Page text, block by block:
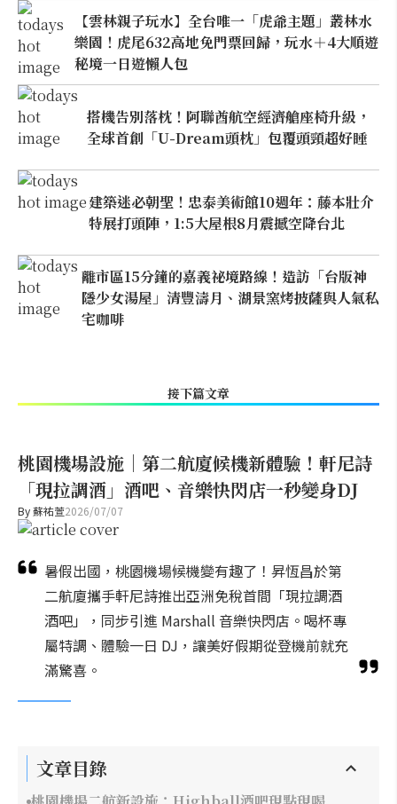
【雲林親子玩水】全台唯一「虎爺主題」叢林水
樂園！虎尾632高地免門票回歸，玩水＋4大順遊
秘境一日遊懶人包
搭機告別落枕！阿聯酋航空經濟艙座椅升級，
全球首創「U-Dream頭枕」包覆頭頸超好睡
建築迷必朝聖！忠泰美術館10週年：藤本壯介
特展打頭陣，1:5大屋根8月震撼空降台北
離市區15分鐘的嘉義祕境路線！造訪「台版神
隱少女湯屋」清豐濤月、湖景窯烤披薩與人氣私
宅咖啡
接下篇文章
桃園機場設施｜第二航廈候機新體驗！軒尼詩
「現拉調酒」酒吧、音樂快閃店一秒變身DJ
By蘇祐萱2026/07/07
暑假出國，桃園機場候機變有趣了！昇恆昌於第
二航廈攜手軒尼詩推出亞洲免稅首間「現拉調酒
酒吧」，同步引進 Marshall 音樂快閃店。喝杯專
屬特調、體驗一日 DJ，讓美好假期從登機前就充
滿驚喜。
文章目錄